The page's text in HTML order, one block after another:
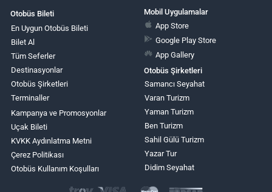
Otobüs Bileti
En Uygun Otobüs Bileti
Bilet Al
Tüm Seferler
Destinasyonlar
Otobüs Şirketleri
Terminaller
Kampanya ve Promosyonlar
Uçak Bileti
KVKK Aydınlatma Metni
Çerez Politikası
Otobüs Kullanım Koşulları
Mobil Uygulamalar
App Store
Google Play Store
App Gallery
Otobüs Şirketleri
Samancı Seyahat
Varan Turizm
Yaman Turizm
Ben Turizm
Sahil Gülü Turizm
Yazar Tur
Didim Seyahat